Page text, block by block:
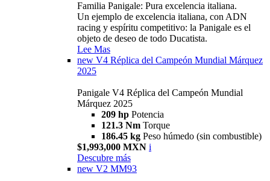
Familia Panigale: Pura excelencia italiana.
Un ejemplo de excelencia italiana, con ADN
racing y espíritu competitivo: la Panigale es el
objeto de deseo de todo Ducatista.
Lee Mas
new V4 Réplica del Campeón Mundial Márquez
2025
Panigale V4 Réplica del Campeón Mundial
Márquez 2025
209 hp Potencia
121.3 Nm Torque
186.45 kg Peso húmedo (sin combustible)
$1,993,000 MXN i
Descubre más
new V2 MM93